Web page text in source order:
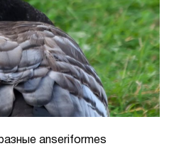
anseriformes